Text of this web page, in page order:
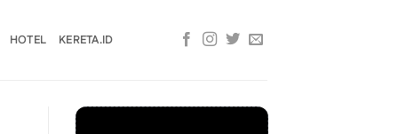
HOTEL KERETA.ID